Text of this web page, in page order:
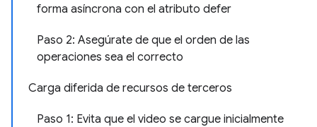
forma asíncrona con el atributo defer
Paso 2: Asegúrate de que el orden de las
operaciones sea el correcto
Carga diferida de recursos de terceros
Paso 1: Evita que el video se cargue inicialmente